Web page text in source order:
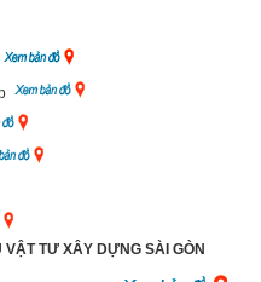
TƯ XÂY DỰNG SÀI GÒN